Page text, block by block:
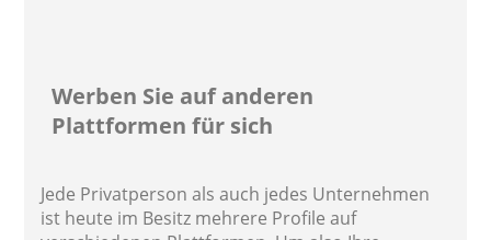
Werben Sie auf anderen
Plattformen für sich
Jede Privatperson als auch jedes Unternehmen
ist heute im Besitz mehrere Profile auf